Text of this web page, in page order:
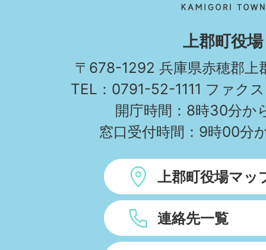
町
KAMIGORI
TOWN
上郡町役場
〒678-1292 兵庫県赤穂郡上
TEL：0791-52-1111 ファク
開庁時間：8時30分か
窓口受付時間：9時00分
上郡町役場マッ
連絡先一覧